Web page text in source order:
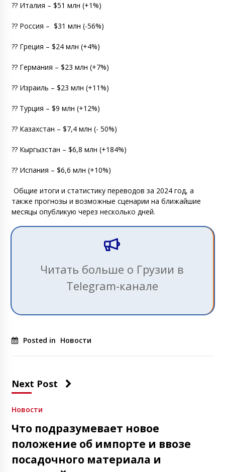
?? Италия – $51 млн (+1%)
?? Россия – $31 млн (-56%)
?? Греция – $24 млн (+4%)
?? Германия – $23 млн (+7%)
?? Израиль – $23 млн (+11%)
?? Турция – $9 млн (+12%)
?? Казахстан – $7,4 млн (- 50%)
?? Кыргызстан – $6,8 млн (+184%)
?? Испания – $6,6 млн (+10%)
Общие итоги и статистику переводов за 2024 год, а
также прогнозы и возможные сценарии на ближайшие
месяцы опубликую через несколько дней.
Читать больше о Грузии в
Telegram-канале
Posted in Новости
Next Post
Новости
Что подразумевает новое
положение об импорте и ввозе
посадочного материала и